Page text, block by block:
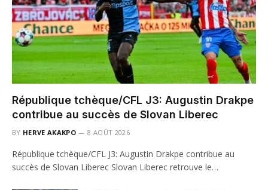
République tchèque/CFL J3: Augustin Drakpe
contribue au succès de Slovan Liberec
BY HERVE AKAKPO 8 AOÛT 2026
République tchèque/CFL J3: Augustin Drakpe contribue au
succès de Slovan Liberec Slovan Liberec retrouve le…